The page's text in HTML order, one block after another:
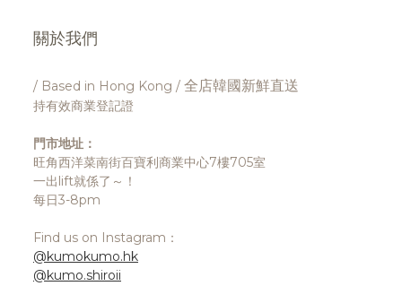
關於我們
/ Based in Hong Kong / 全店韓國新鮮直送
持有效商業登記證
門市地址：
旺角西洋菜南街百寶利商業中心7樓705室
一出lift就係了～！
每日3-8pm
Find us on Instagram：
@kumokumo.hk
@kumo.shiroii